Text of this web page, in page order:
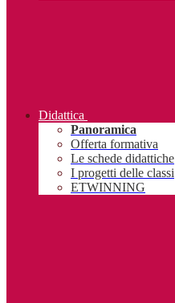
Didattica
Panoramica
Offerta formativa
Le schede didattiche
I progetti delle classi
ETWINNING